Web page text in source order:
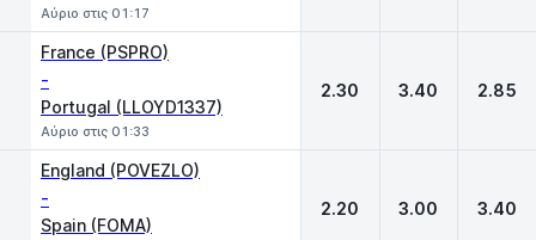
Αύριο στις 01:17
France (PSPRO)
-
Portugal (LLOYD1337)
Αύριο στις 01:33
2.30 3.40 2.85
England (POVEZLO)
-
Spain (FOMA)
2.20 3.00 3.40